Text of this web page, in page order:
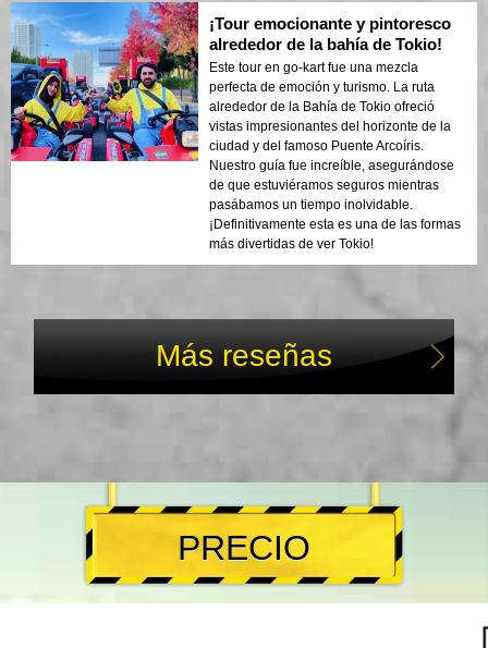
¡Tour emocionante y pintoresco
alrededor de la bahía de Tokio!
Este tour en go-kart fue una mezcla
perfecta de emoción y turismo. La ruta
alrededor de la Bahía de Tokio ofreció
vistas impresionantes del horizonte de la
ciudad y del famoso Puente Arcoíris.
Nuestro guía fue increíble, asegurándose
de que estuviéramos seguros mientras
pasábamos un tiempo inolvidable.
¡Definitivamente esta es una de las formas
más divertidas de ver Tokio!
Más reseñas
PRECIO